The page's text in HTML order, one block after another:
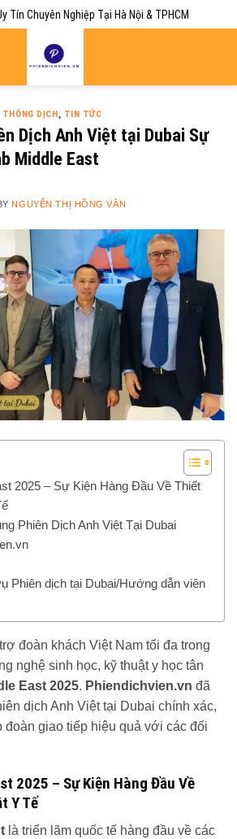
Tín Chuyên Nghiệp Tại Hà Nội & TPHCM
DỊCH, TIN TỨC
Dịch Anh Việt tại Dubai Sự
Middle East
NGUYỄN THỊ HỒNG VÂN
2025 – Sự Kiện Hàng Đầu Về Thiết
Phiên Dịch Anh Việt Tại Dubai
Phiên dịch tại Dubai/Hướng dẫn viên
đoàn khách Việt Nam tối đa trong
nghệ sinh học, kỹ thuật y học tân
East 2025. Phiendichvien.vn đã
dịch Anh Việt tại Dubai chính xác,
đoàn giao tiếp hiệu quả với các đối
2025 – Sự Kiện Hàng Đầu Về
Y Tế
là triển lãm quốc tế hàng đầu về các